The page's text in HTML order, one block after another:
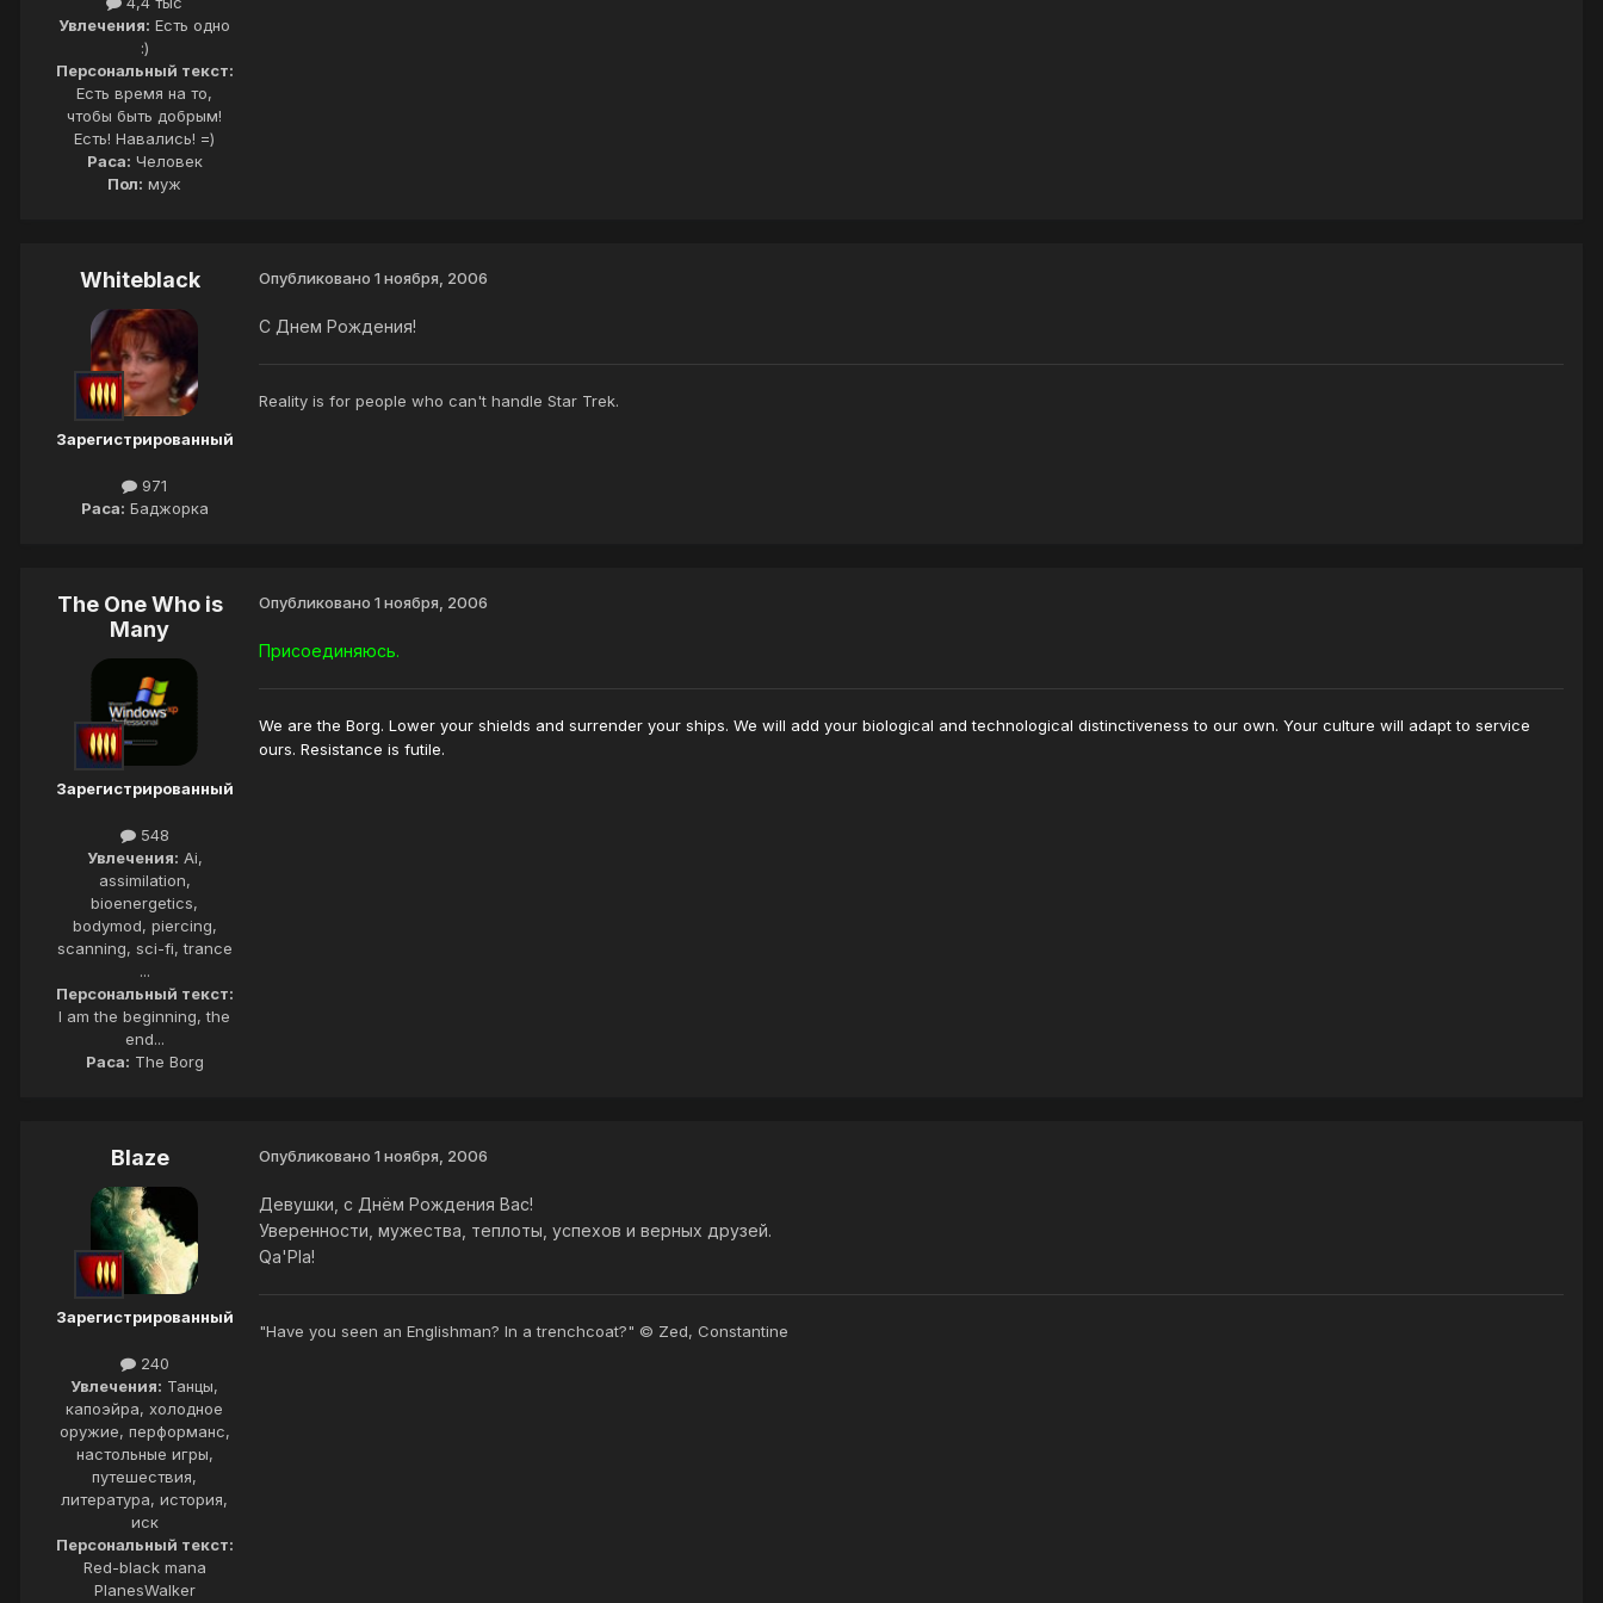
Увлечения: Есть одно
:)
Персональный текст:
Есть время на то,
чтобы быть добрым!
Есть! Навались! =)
Раса: Человек
Пол: муж
Whiteblack
Зарегистрированный
971
Раса: Баджорка
Опубликовано 1 ноября, 2006
С Днем Рождения!
Reality is for people who can't handle Star Trek.
The One Who is
Many
Зарегистрированный
548
Увлечения: Ai,
assimilation,
bioenergetics,
bodymod, piercing,
scanning, sci-fi, trance
...
Персональный текст:
I am the beginning, the
end...
Раса: The Borg
Опубликовано 1 ноября, 2006
Присоединяюсь.
We are the Borg. Lower your shields and surrender your ships. We will add your biological and technological distinctiveness to our own. Your culture will adapt to service
ours. Resistance is futile.
Blaze
Зарегистрированный
240
Увлечения: Танцы,
капоэйра, холодное
оружие, перформанс,
настольные игры,
путешествия,
литература, история,
иск
Персональный текст:
Red-black mana
PlanesWalker
Опубликовано 1 ноября, 2006
Девушки, с Днём Рождения Вас!
Уверенности, мужества, теплоты, успехов и верных друзей.
Qa'Pla!
"Have you seen an Englishman? In a trenchcoat?" © Zed, Constantine